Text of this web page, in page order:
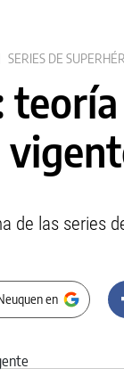
SERIES DE
de las series
en